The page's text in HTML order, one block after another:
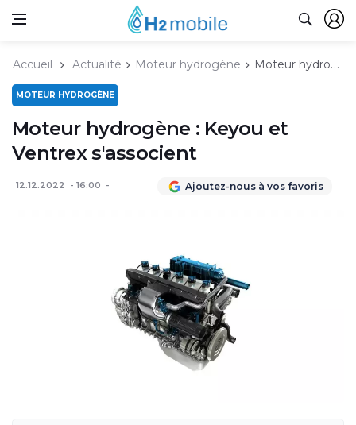
Accueil Actualité Moteur hydrogène Moteur hydrogène : Keyou et Ventrex s'associent
MOTEUR HYDROGÈNE
Moteur hydrogène : Keyou et
Ventrex s'associent
12.12.2022 16:00 Ajoutez-nous à vos favoris